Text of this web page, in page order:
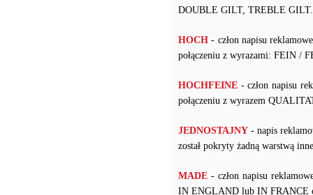
DOUBLE GILT, TREBLE GILT.
HOCH - człon napisu
połączeniu z wyrazami: FEIN
HOCHFEINE - człon napisu
połączeniu z wyrazem
JEDNOSTAJNY - napis
został pokryty żadną warstwą
MADE - człon napisu
IN ENGLAND lub IN FRANCE